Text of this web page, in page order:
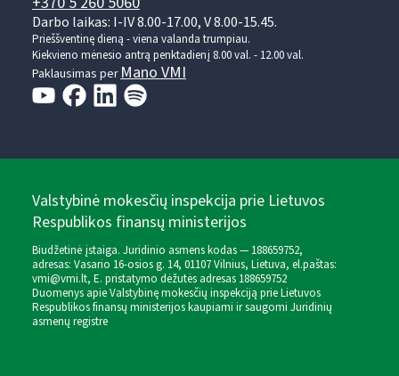
Darbo laikas: I-IV 8.00-17.00, V 8.00-15.45.
Prieššventinę dieną - viena valanda trumpiau.
Kiekvieno mėnesio antrą penktadienį 8.00 val. - 12.00 val.
Paklausimas perMano VMI
Valstybinė mokesčių inspekcija prie Lietuvos
Respublikos finansų ministerijos
Biudžetinė įstaiga. Juridinio asmens kodas — 188659752,
adresas: Vasario 16-osios g. 14, 01107 Vilnius, Lietuva, el.paštas:
vmi@vmi.lt, E. pristatymo dėžutės adresas 188659752
Duomenys apie Valstybinę mokesčių inspekciją prie Lietuvos
Respublikos finansų ministerijos kaupiami ir saugomi Juridinių
asmenų registre